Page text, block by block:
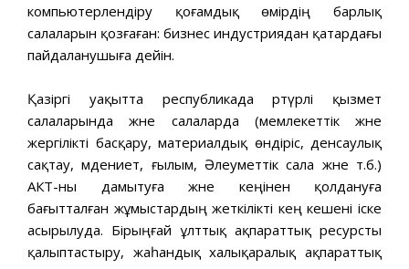
компьютерлендіру қоғамдық өмірдің барлық
салаларын қозғаған: бизнес индустриядан қатардағы
пайдаланушыға дейін.
Қазіргі уақытта республикада әртүрлі қызмет
салаларында және салаларда (мемлекеттік және
жергілікті басқару, материалдық өндіріс, денсаулық
сақтау, мәдениет, ғылым, Әлеуметтік сала және т.б.)
АКТ-ны дамытуға және кеңінен қолдануға
бағытталған жұмыстардың жеткілікті кең кешені іске
асырылуда. Бірыңғай ұлттық ақпараттық ресурсты
қалыптастыру, жаһандық халықаралық ақпараттық